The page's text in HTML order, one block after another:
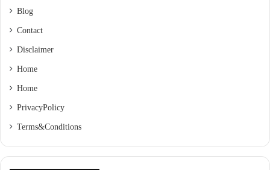
Blog
Contact
Disclaimer
Home
Home
Privacy Policy
Terms & Conditions